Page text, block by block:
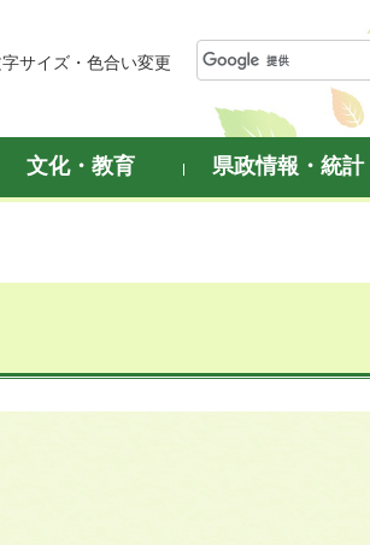
サイズ・色合い変更
文化・教育 県政情報・統計